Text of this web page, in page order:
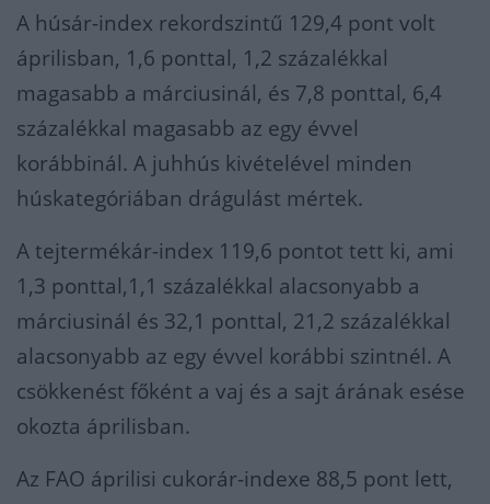
A húsár-index rekordszintű 129,4 pont volt
áprilisban, 1,6 ponttal, 1,2 százalékkal
magasabb a márciusinál, és 7,8 ponttal, 6,4
százalékkal magasabb az egy évvel
korábbinál. A juhhús kivételével minden
húskategóriában drágulást mértek.
A tejtermékár-index 119,6 pontot tett ki, ami
1,3 ponttal,1,1 százalékkal alacsonyabb a
márciusinál és 32,1 ponttal, 21,2 százalékkal
alacsonyabb az egy évvel korábbi szintnél. A
csökkenést főként a vaj és a sajt árának esése
okozta áprilisban.
Az FAO áprilisi cukorár-indexe 88,5 pont lett,